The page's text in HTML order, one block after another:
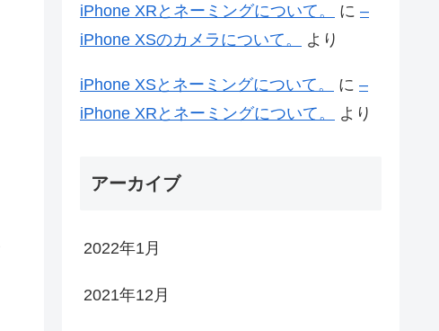
iPhone XRとネーミングについて。 に –
iPhone XSのカメラについて。
より
iPhone XSとネーミングについて。 に –
iPhone XRとネーミングについて。
より
アーカイブ
2022年1月
2021年12月